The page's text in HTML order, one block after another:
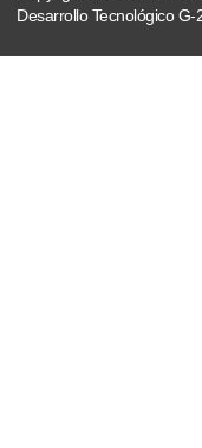
Desarrollo Tecnológico